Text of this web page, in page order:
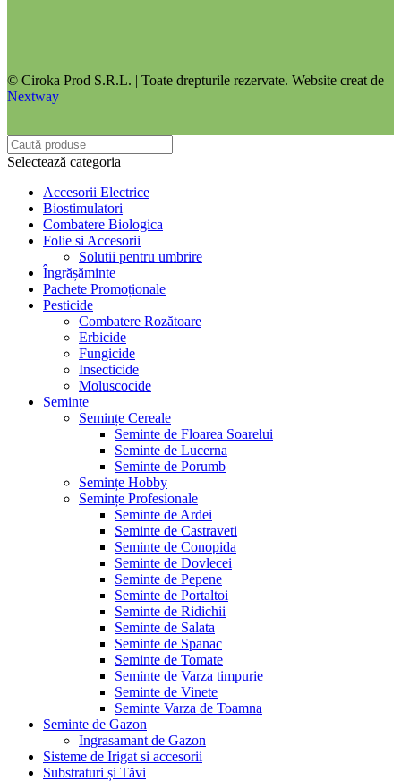
© Ciroka Prod S.R.L. | Toate drepturile rezervate. Website creat de
Nextway
Selectează categoria
Accesorii Electrice
Biostimulatori
Combatere Biologica
Folie si Accesorii
Solutii pentru umbrire
Îngrășăminte
Pachete Promoționale
Pesticide
Combatere Rozătoare
Erbicide
Fungicide
Insecticide
Moluscocide
Semințe
Semințe Cereale
Seminte de Floarea Soarelui
Seminte de Lucerna
Seminte de Porumb
Semințe Hobby
Semințe Profesionale
Seminte de Ardei
Seminte de Castraveti
Seminte de Conopida
Seminte de Dovlecei
Seminte de Pepene
Seminte de Portaltoi
Seminte de Ridichii
Seminte de Salata
Seminte de Spanac
Seminte de Tomate
Seminte de Varza timpurie
Seminte de Vinete
Seminte Varza de Toamna
Seminte de Gazon
Ingrasamant de Gazon
Sisteme de Irigat si accesorii
Substraturi și Tăvi